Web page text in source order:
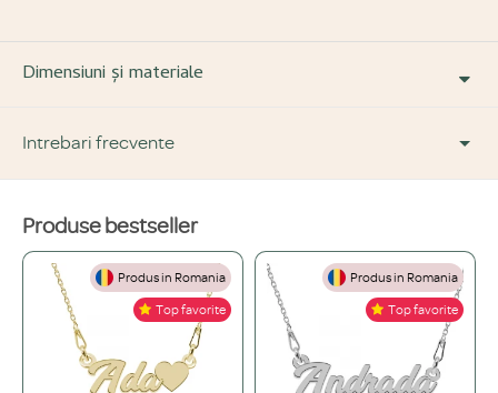
Dimensiuni și materiale
Intrebari frecvente
DESPRE PRODUS ȘI MATERIALE
Din ce materiale sunt fabricate bijuteriile voastre?
Folosim doar materiale de înaltă calitate, atent selecționate: Argint 925,
Aur de 14K și Oțel inoxidabil.
Ce înseamnă o bijuterie "placată" și care este diferența față de una din
aur masiv?
Produse bestseller
Produs in Romania
Top favorite
Produs in Romania
Top favorite